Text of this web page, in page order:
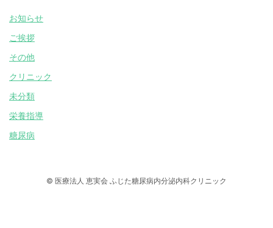
お知らせ
ご挨拶
その他
クリニック
未分類
栄養指導
糖尿病
© 医療法人 恵実会 ふじた糖尿病内分泌内科クリニック